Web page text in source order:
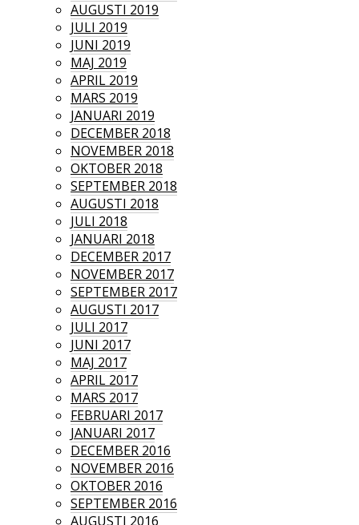
AUGUSTI 2019
JULI 2019
JUNI 2019
MAJ 2019
APRIL 2019
MARS 2019
JANUARI 2019
DECEMBER 2018
NOVEMBER 2018
OKTOBER 2018
SEPTEMBER 2018
AUGUSTI 2018
JULI 2018
JANUARI 2018
DECEMBER 2017
NOVEMBER 2017
SEPTEMBER 2017
AUGUSTI 2017
JULI 2017
JUNI 2017
MAJ 2017
APRIL 2017
MARS 2017
FEBRUARI 2017
JANUARI 2017
DECEMBER 2016
NOVEMBER 2016
OKTOBER 2016
SEPTEMBER 2016
AUGUSTI 2016